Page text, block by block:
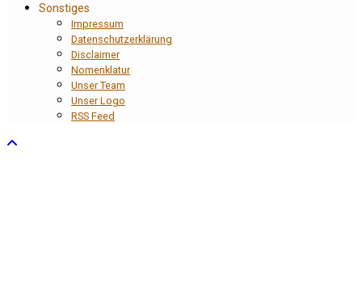
Sonstiges
Impressum
Datenschutzerklärung
Disclaimer
Nomenklatur
Unser Team
Unser Logo
RSS Feed